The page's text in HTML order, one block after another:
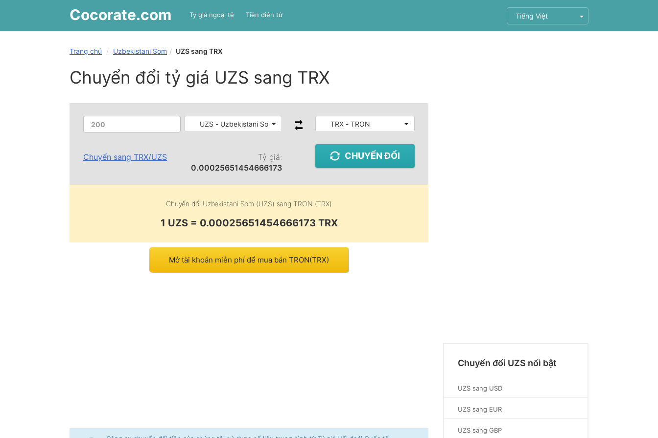
Cocorate.com Tỷ giá ngoại tệ Tiền điện tử Tiếng Việt
Trang chủ Uzbekistani Som UZS sang TRX
Chuyển đổi tỷ giá UZS sang TRX
UZS - Uzbekistani Som TRX - TRON
Chuyển sang TRX/UZS
Tỷ giá:
0.00025651454666173
CHUYỂN ĐỔI
Chuyển đổi Uzbekistani Som (UZS) sang TRON (TRX)
1 UZS = 0.00025651454666173 TRX
Mở tài khoản miễn phí để mua bán TRON(TRX)
Chuyển đổi UZS nổi bật
UZS sang USD
UZS sang EUR
UZS sang GBP